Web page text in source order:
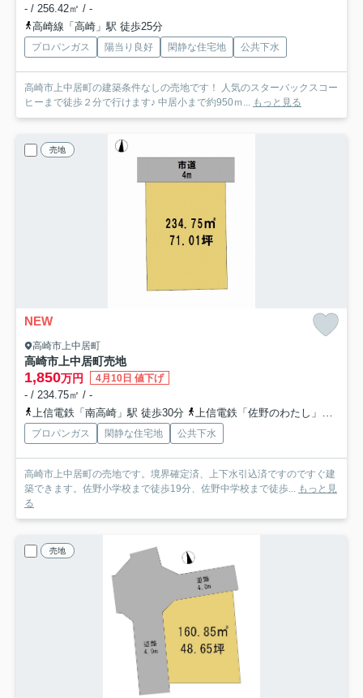
- / 256.42㎡ / -
高崎線「高崎」駅 徒歩25分
プロパンガス 陽当り良好 閑静な住宅地 公共下水
高崎市上中居町の建築条件なしの売地です！ 人気のスターバックスコー
ヒーまで徒歩２分で行けます♪ 中居小まで約950ｍ...
もっと見る
売地
NEW
高崎市上中居町
高崎市上中居町売地
1,850万円 4月10日 値下げ
- / 234.75㎡ / -
上信電鉄「南高崎」駅 徒歩30分
上信電鉄「佐野のわたし」駅 徒歩31分
プロパンガス 閑静な住宅地 公共下水
高崎市上中居町の売地です。境界確定済、上下水引込済ですのですぐ建
築できます。佐野小学校まで徒歩19分、佐野中学校まで徒歩... もっと見
る
売地